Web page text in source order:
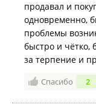
продавал и
одновременно,
проблемы
быстро и чётко,
за терпение и
Спасибо 2